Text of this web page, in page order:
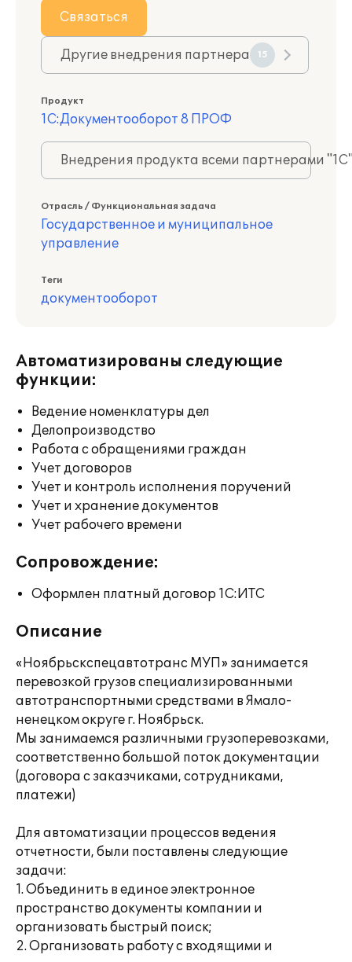
Связаться
Другие внедрения партнера 15
Продукт
1С:Документооборот 8 ПРОФ
Внедрения продукта всеми партнерами
Отрасль / Функциональная задача
Государственное и муниципальное
управление
Теги
документооборот
Автоматизированы следующие
функции:
Ведение номенклатуры дел
Делопроизводство
Работа с обращениями граждан
Учет договоров
Учет и контроль исполнения поручений
Учет и хранение документов
Учет рабочего времени
Сопровождение:
Оформлен платный договор 1С:ИТС
Описание
«Ноябрьскспецавтотранс МУП» занимается
перевозкой грузов специализированными
автотранспортными средствами в Ямало-
ненецком округе г. Ноябрьск.
Мы занимаемся различными грузоперевозками,
соответственно большой поток документации
(договора с заказчиками, сотрудниками,
платежи)
Для автоматизации процессов ведения
отчетности, были поставлены следующие
задачи:
1. Объединить в единое электронное
пространство документы компании и
организовать быстрый поиск;
2. Организовать работу с входящими и